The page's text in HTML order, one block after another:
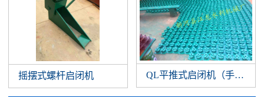
摇摆式螺杆启闭机 QL平推式启闭机（手扳）